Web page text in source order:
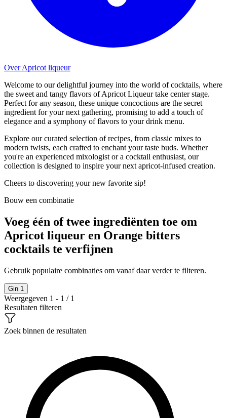
Over Apricot liqueur
Welcome to our delightful journey into the world of cocktails, where
the sweet and tangy flavors of Apricot Liqueur take center stage.
Perfect for any season, these unique concoctions are the secret
ingredient for your next gathering, promising to add a touch of
elegance and a symphony of flavors to your drink menu.
Explore our curated selection of recipes, from classic mixes to
modern twists, each crafted to enchant your taste buds. Whether
you're an experienced mixologist or a cocktail enthusiast, our
collection is designed to inspire your next apricot-infused creation.
Cheers to discovering your new favorite sip!
Bouw een combinatie
Voeg één of twee ingrediënten toe om
Apricot liqueur en Orange bitters
cocktails te verfijnen
Gebruik populaire combinaties om vanaf daar verder te filteren.
Gin 1
Weergegeven 1 - 1 / 1
Resultaten filteren
Zoek binnen de resultaten